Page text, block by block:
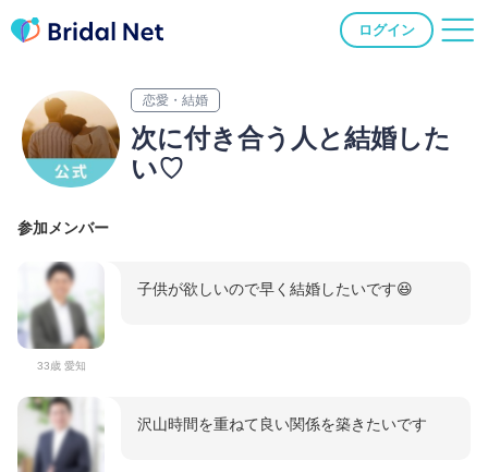
ログイン
恋愛・結婚
次に付き合う人と結婚した
い♡
参加メンバー
33歳 愛知
子供が欲しいので早く結婚したいです😆
沢山時間を重ねて良い関係を築きたいです